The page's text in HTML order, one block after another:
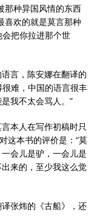
那种异国风情的东西
喜欢的就是莫言那种
会把你拉进那个世
言，陈安娜在翻译的
很难，中国的语言很丰
我不太会骂人。”
本人在写作初稿时只
这本书的评价是：“莫
会儿是驴，一会儿是
来的，至少我这么觉
张炜的《古船》，还